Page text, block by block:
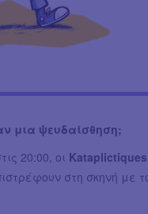
μια ψευδαίσθηση;
20:00, οι Kataplictiques
στη σκηνή με